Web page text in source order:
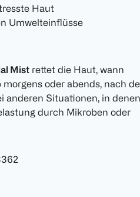
Haut
Umwelteinflüsse
Mist rettet die Haut, wann
oder abends, nach
anderen Situationen, in denen
durch Mikroben oder